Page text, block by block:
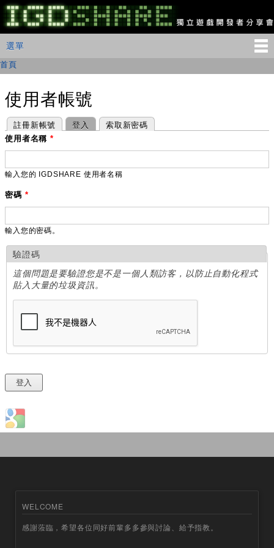
移
至
主
IGDSHARE
獨
遊
發
享
會
主選單
選單
您在這裡
首頁
使用者帳號
主要索引標籤
註冊新帳號 登入
(作用中頁籤) 索取新密碼
使用者名稱*
輸入您的 IGDSHARE 使用者名稱
密碼 *
輸入您的密碼。
驗證碼
這個問題是要驗證您是不是一個人類訪客，以防止自動化程式
貼入大量的垃圾資訊。
Login with Google
WELCOME
感謝蒞臨，希望各位同好前輩多多參與討論、給予指教。